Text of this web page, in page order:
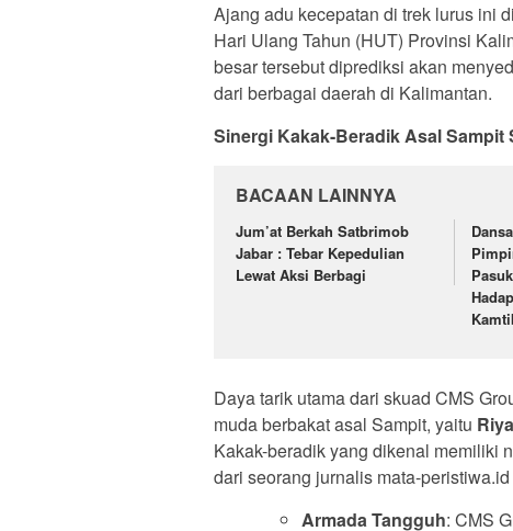
Ajang adu kecepatan di trek lurus ini
Hari Ulang Tahun (HUT) Provinsi
besar tersebut diprediksi akan
dari berbagai daerah di Kalimantan.
Sinergi Kakak-Beradik Asal Sampit
BACAAN LAINNYA
Jum’at Berkah Satbrimob
Jabar : Tebar Kepedulian
Lewat Aksi Berbagi
Daya tarik utama dari skuad CMS
muda berbakat asal Sampit, yaitu
Kakak-beradik yang dikenal memiliki
dari seorang jurnalis mata-
Armada Tangguh: CMS